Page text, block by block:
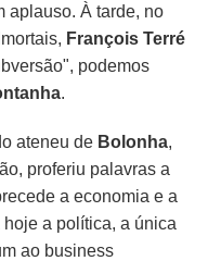
aplauso. À tarde, no
François Terré
podemos
.
ateneu de Bolonha,
proferiu palavras a
a economia e a
a política, a única
ao business